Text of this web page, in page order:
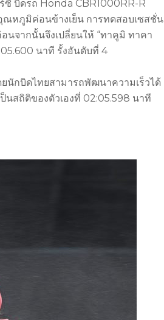
ซี บิดรถ Honda CBR1000RR-R
ณหภูมิค่อนข้างเย็น การทดสอบเซสชั่น
นจากนั้นจึงเปลี่ยนให้ “ทาคูมิ ทาคา
นาที รั้งอันดับที่ 4
นักบิดไทยสามารถพัฒนาความเร็วได้
นสถิติของตัวเองที่ 02:05.598 นาที